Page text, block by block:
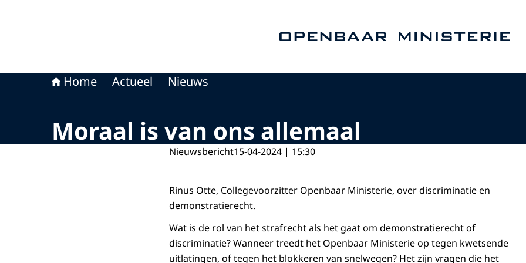
Home Actueel Nieuws
Moraal is van ons allemaal
Nieuwsbericht15-04-2024 | 15:30
Rinus Otte, Collegevoorzitter Openbaar Ministerie, over discriminatie en
demonstratierecht.
Wat is de rol van het strafrecht als het gaat om demonstratierecht of
discriminatie? Wanneer treedt het Openbaar Ministerie op tegen kwetsende
uitlatingen, of tegen het blokkeren van snelwegen? Het zijn vragen die het